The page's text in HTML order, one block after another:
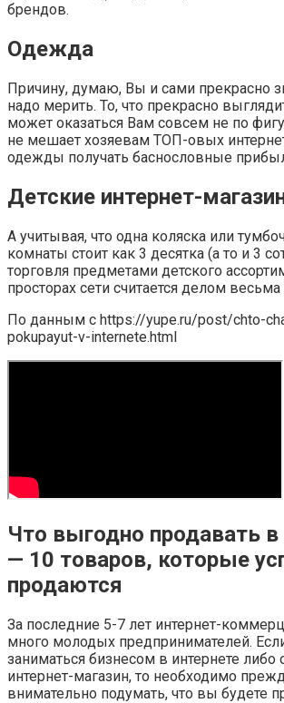
брендов.
Одежда
Причину, думаю, Вы и сами прекрасно
надо мерить. То, что прекрасно
может оказаться Вам совсем не по
не мешает хозяевам ТОП-овых
одежды получать баснословные
Детские интернет-
А учитывая, что одна коляска или
комнаты стоит как 3 десятка (а то и 3
торговля предметами детского
просторах сети считается делом
По данным с https://yupe.ru/post/chto-
pokupayut-v-internete.html
Что выгодно продавать в
— 10 товаров, которые
продаются
За последние 5-7 лет интернет-
много молодых предпринимателей.
заниматься бизнесом в интернете либо
интернет-магазин, то необходимо
внимательно подумать, что вы будете